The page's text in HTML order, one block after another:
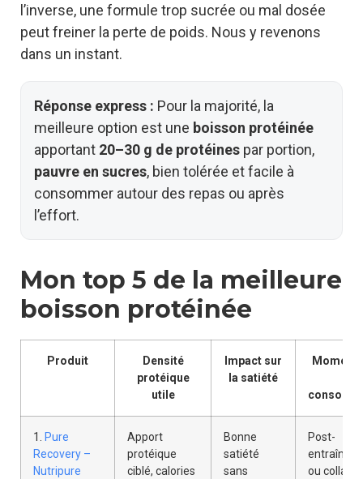
l’inverse, une formule trop sucrée ou mal dosée
peut freiner la perte de poids. Nous y revenons
dans un instant.
Réponse express : Pour la majorité, la
meilleure option est une boisson protéinée
apportant 20–30 g de protéines par portion,
pauvre en sucres, bien tolérée et facile à
consommer autour des repas ou après
l’effort.
Mon top 5 de la meilleure
boisson protéinée
Produit
Densité
protéique
utile
Impact sur
la satiété
Moment
1. Pure
Recovery –
Nutripure
Apport
protéique
ciblé, calories
Bonne
satiété
sans
Post-
ou